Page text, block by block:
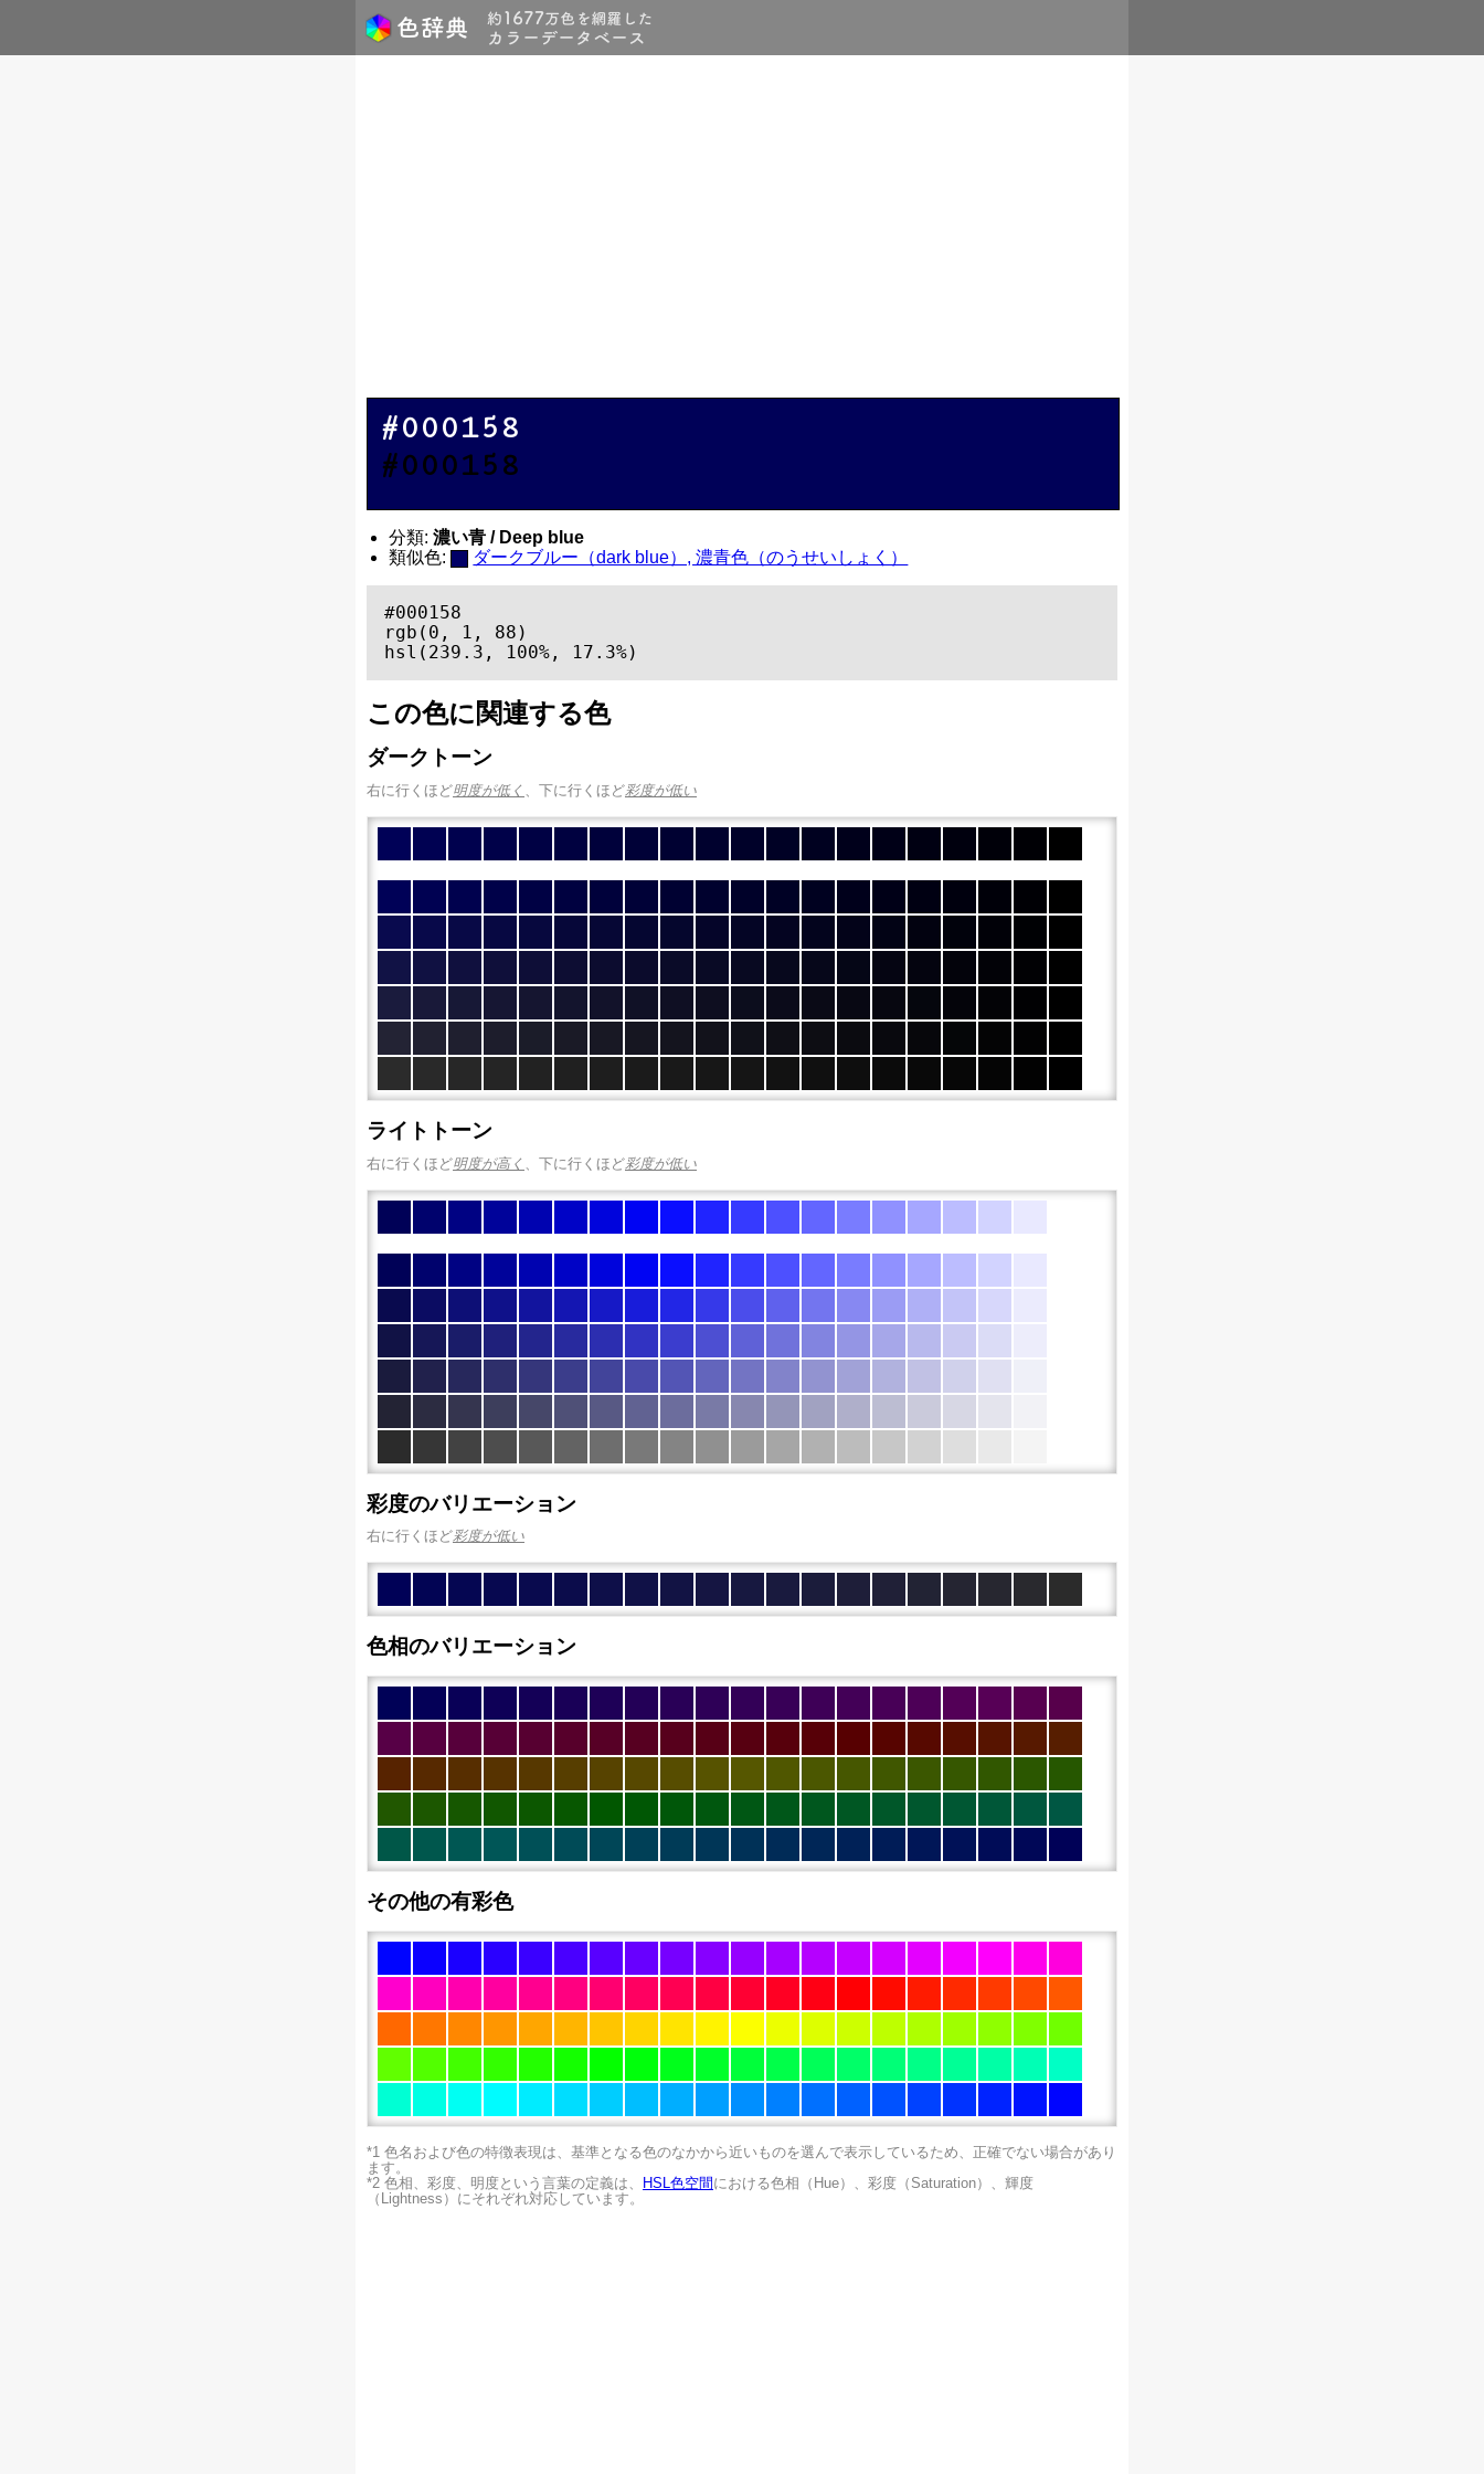
#000158
#000158
分類: 濃い青 / Deep blue
類似色:
ダークブルー（dark blue）, 濃青色（のうせいしょく）
#000158
rgb(0, 1, 88)
hsl(239.3, 100%, 17.3%)
この色に関連する色
ダークトーン
右に行くほど明度が低く 、下に行くほど彩度が低い
ライトトーン
右に行くほど明度が高く 、下に行くほど彩度が低い
彩度のバリエーション
右に行くほど彩度が低い
色相のバリエーション
その他の有彩色
*1 色名および色の特徴表現は、基準となる色のなかから近いものを選んで表示しているため、正確でない場合があり
ます。
*2 色相、彩度、明度という言葉の定義は、
HSL色空間 における色相（Hue）、彩度（Saturation）、輝度
（Lightness）にそれぞれ対応しています。